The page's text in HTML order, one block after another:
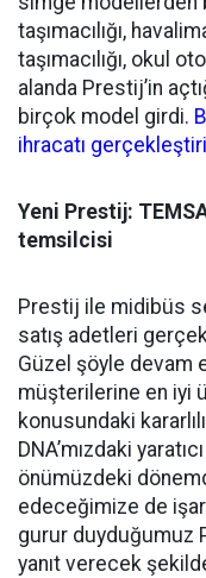
taşımacılığı,
taşımacılığı, okul
alanda Prestij’in
birçok model girdi.
ihracatı
Yeni Prestij:
temsilcisi
Prestij ile midibüs
satış adetleri
Güzel şöyle devam
müşterilerine en iyi
konusundaki
DNA’mızdaki
önümüzdeki
edeceğimize de
gurur duyduğumuz
yanıt verecek